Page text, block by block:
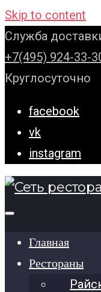
Skip to content
Служба
+7(495) 924-33-
Круглосуточно
facebook
vk
instagram
Главная
Рестораны